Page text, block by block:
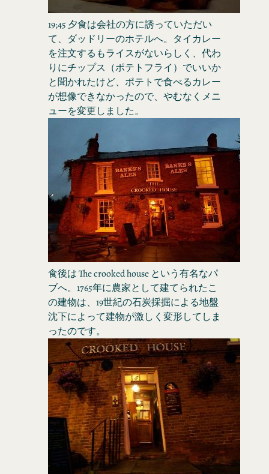
19;45 夕食は会社の方に誘っていただい
て、ダッドリーのホテルへ。タイカレー
を注文するもライスがないらしく、代わ
りにチップス（ポテトフライ）でいいか
と聞かれたけど、ポテトで食べるカレー
が想像できなかったので、やむなくメニ
ューを変更しました。
食後は The crooked house という有名なパ
ブへ。1765年に農家として建てられたこ
の建物は、19世紀の石炭採掘による地盤
沈下によって建物が激しく変形してしま
ったのです。